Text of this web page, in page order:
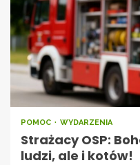
POMOC WYDARZENIA
Strażacy OSP:
ludzi, ale i kotów!